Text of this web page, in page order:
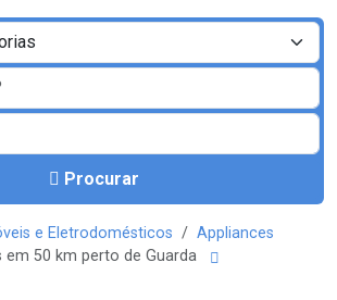
Procurar
e Eletrodomésticos
Appliances
em 50 km perto de Guarda